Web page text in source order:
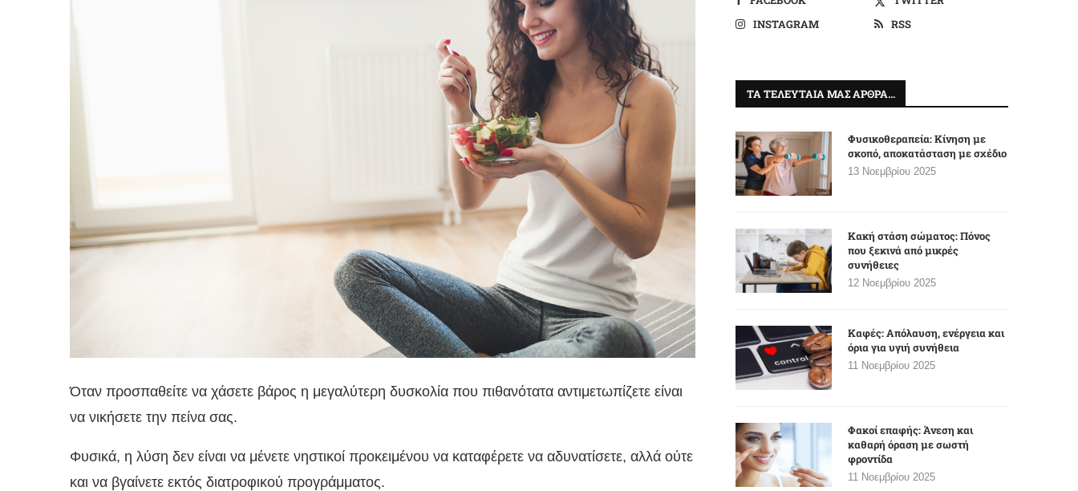
Όταν προσπαθείτε να χάσετε βάρος η μεγαλύτερη δυσκολία που πιθανότατα αντιμετωπίζετε είναι
να νικήσετε την πείνα σας.
Φυσικά, η λύση δεν είναι να μένετε νηστικοί προκειμένου να καταφέρετε να αδυνατίσετε, αλλά ούτε
και να βγαίνετε εκτός διατροφικού προγράμματος.
INSTAGRAM
RSS
ΤΑ ΤΕΛΕΥΤΑΊΑ ΜΑΣ ΆΡΘΡΑ…
Φυσικοθεραπεία: Κίνηση με
σκοπό, αποκατάσταση με σχέδιο
13 Νοεμβρίου 2025
Κακή στάση σώματος: Πόνος
που ξεκινά από μικρές
συνήθειες
12 Νοεμβρίου 2025
Καφές: Απόλαυση, ενέργεια και
όρια για υγιή συνήθεια
11 Νοεμβρίου 2025
Φακοί επαφής: Άνεση και
καθαρή όραση με σωστή
φροντίδα
11 Νοεμβρίου 2025